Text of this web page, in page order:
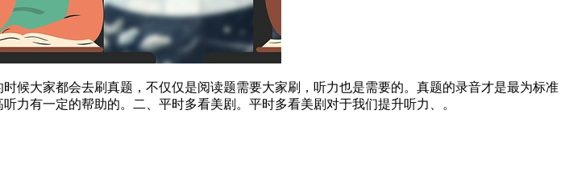
候大家都会去刷真题，不仅仅是阅读题需要大家刷，听力也是需要的。真题的录音才是最为标准
力有一定的帮助的。二、平时多看美剧。平时多看美剧对于我们提升听力、。